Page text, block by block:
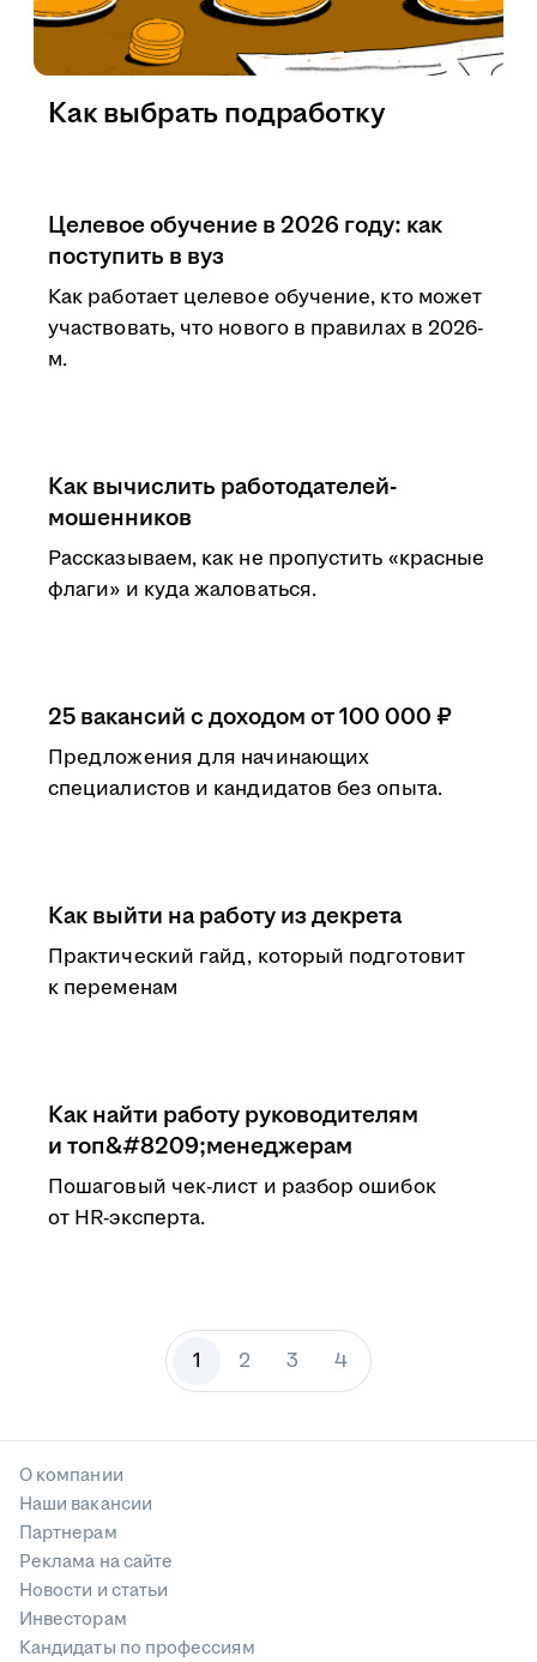
Как выбрать подработку
Целевое обучение в 2026 году: как
поступить в вуз
Как работает целевое обучение, кто может
участвовать, что нового в правилах в 2026-
м.
Как вычислить работодателей-
мошенников
Рассказываем, как не пропустить «красные
флаги» и куда жаловаться.
25 вакансий с доходом от 100 000 ₽
Предложения для начинающих
специалистов и кандидатов без опыта.
Как выйти на работу из декрета
Практический гайд, который подготовит
к переменам
Как найти работу руководителям
и топ&#8209;менеджерам
Пошаговый чек-лист и разбор ошибок
от HR-эксперта.
1 2 3 4
О компании
Наши вакансии
Партнерам
Реклама на сайте
Новости и статьи
Инвесторам
Кандидаты по профессиям